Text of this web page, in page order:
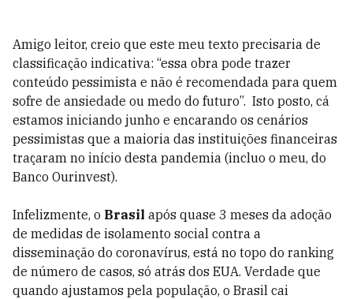
Amigo leitor, creio que este meu texto precisaria de
classificação indicativa: “essa obra pode trazer
conteúdo pessimista e não é recomendada para quem
sofre de ansiedade ou medo do futuro”. Isto posto, cá
estamos iniciando junho e encarando os cenários
pessimistas que a maioria das instituições financeiras
traçaram no início desta pandemia (incluo o meu, do
Banco Ourinvest).
Infelizmente, o Brasil após quase 3 meses da adoção
de medidas de isolamento social contra a
disseminação do coronavírus, está no topo do ranking
de número de casos, só atrás dos EUA. Verdade que
quando ajustamos pela população, o Brasil cai